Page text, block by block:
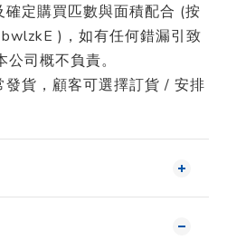
定購買匹數與面積配合 (按
)，如有任何錯漏引致
司概不負責。
發貨，顧客可選擇訂貨 / 安排